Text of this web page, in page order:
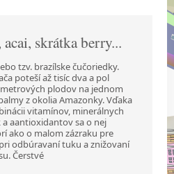
skrátka berry...
tzv. brazílske čučoriedky.
poteší až tisíc dva a pol
plodov na jednom
z okolia Amazonky. Vďaka
vitamínov, minerálnych
a aantioxidantov sa o nej
ako o malom zázraku pre
odbúravaní tuku a znižovaní
Čerstvé